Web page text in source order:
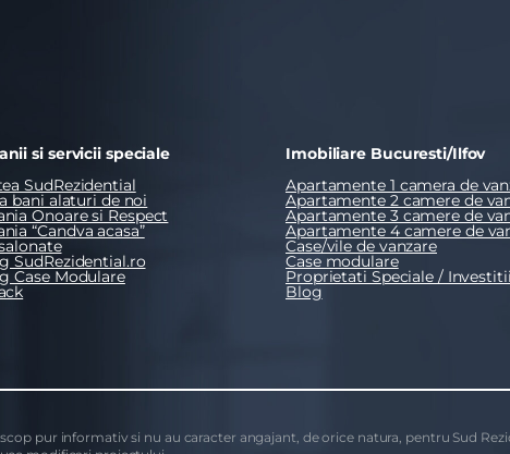
si servicii speciale
SudRezidential
bani alaturi de noi
Onoare si Respect
“Candva acasa”
SudRezidential.ro
Case Modulare
Imobiliare Bucuresti/Ilfov
Apartamente 1 camera de
Apartamente 2 camere de
Apartamente 3 camere de
Apartamente 4 camere de
Case/vile de vanzare
Case modulare
Proprietati Speciale / Investitii
Blog
pur informativ si nu au caracter angajant, de orice natura, pentru Sud